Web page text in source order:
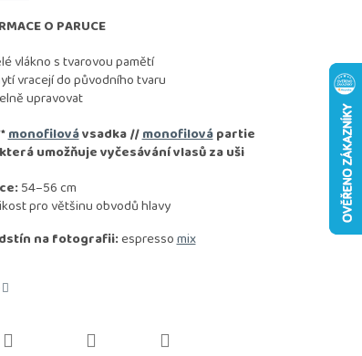
O PARUCE
vlákno s tvarovou pamětí
vracejí do původního tvaru
upravovat
monofilovávsadka //monofilovápartie
umožňuje vyčesávání vlasů za uši
54–56 cm
pro většinu obvodů hlavy
na fotografii:espressomix